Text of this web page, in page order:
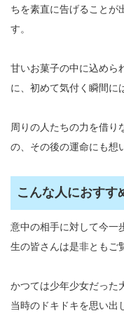
ちを素直に告げることが
す。
甘いお菓子の中に込めら
に、初めて気付く瞬間に
周りの人たちの力を借り
の、その後の運命にも想
こんな人におすす
意中の相手に対して今一
生の皆さんは是非ともご
かつては少年少女だった
当時のドキドキを思い出